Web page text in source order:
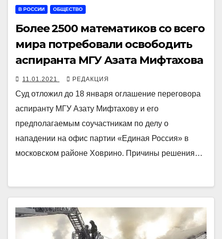
В РОССИИ ОБЩЕСТВО
Более 2500 математиков со всего
мира потребовали освободить
аспиранта МГУ Азата Мифтахова
11.01.2021 РЕДАКЦИЯ
Суд отложил до 18 января оглашение переговора
аспиранту МГУ Азату Мифтахову и его
предполагаемым соучастникам по делу о
нападении на офис партии «Единая Россия» в
московском районе Ховрино. Причины решения…